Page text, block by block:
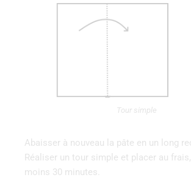
Tour simple
Abaisser à nouveau la pâte en un long
Réaliser un tour simple et placer au
moins 30 minutes.